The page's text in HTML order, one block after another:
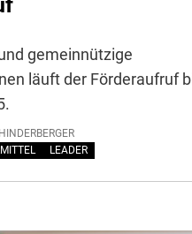
gemeinnützige
läuft der Förderaufruf
LEADER